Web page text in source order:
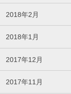
2018年2月
2018年1月
2017年12月
2017年11月